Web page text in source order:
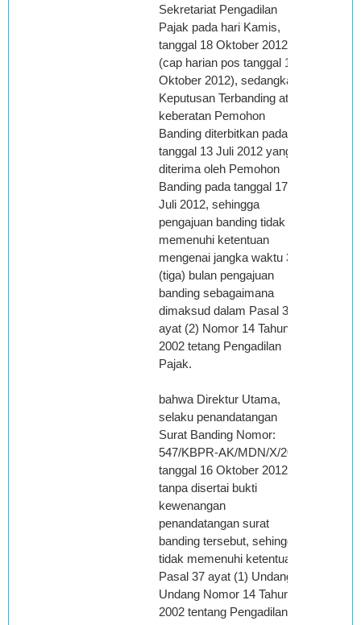
Sekretariat Pengadilan
Pajak pada hari Kamis,
tanggal 18 Oktober 2012
(cap harian pos tanggal 17
Oktober 2012), sedangkan
Keputusan Terbanding atas
keberatan Pemohon
Banding diterbitkan pada
tanggal 13 Juli 2012 yang
diterima oleh Pemohon
Banding pada tanggal 17
Juli 2012, sehingga
pengajuan banding tidak
memenuhi ketentuan
mengenai jangka waktu 3
(tiga) bulan pengajuan
banding sebagaimana
dimaksud dalam Pasal 35
ayat (2) Nomor 14 Tahun
2002 tetang Pengadilan
Pajak.
bahwa Direktur Utama,
selaku penandatangan
Surat Banding Nomor:
547/KBPR-AK/MDN/X/2012
tanggal 16 Oktober 2012,
tanpa disertai bukti
kewenangan
penandatangan surat
banding tersebut, sehingga
tidak memenuhi ketentuan
Pasal 37 ayat (1) Undang-
Undang Nomor 14 Tahun
2002 tentang Pengadilan